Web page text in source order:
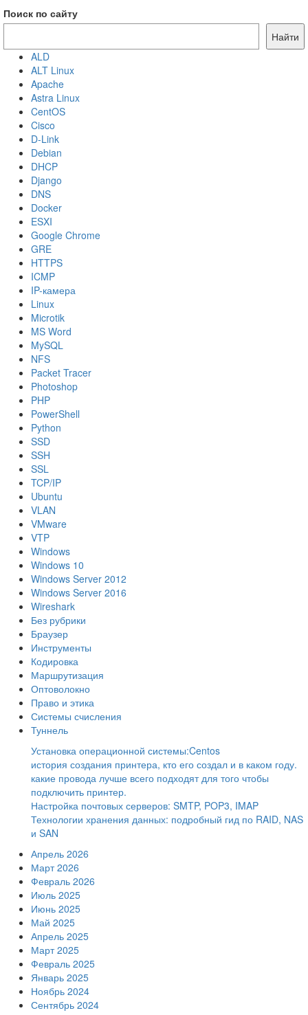
Поиск по сайту
Найти
ALD
ALT Linux
Apache
Astra Linux
CentOS
Cisco
D-Link
Debian
DHCP
Django
DNS
Docker
ESXI
Google Chrome
GRE
HTTPS
ICMP
IP-камера
Linux
Microtik
MS Word
MySQL
NFS
Packet Tracer
Photoshop
PHP
PowerShell
Python
SSD
SSH
SSL
TCP/IP
Ubuntu
VLAN
VMware
VTP
Windows
Windows 10
Windows Server 2012
Windows Server 2016
Wireshark
Без рубрики
Браузер
Инструменты
Кодировка
Маршрутизация
Оптоволокно
Право и этика
Системы счисления
Туннель
Установка операционной системы:Centos
история создания принтера, кто его создал и в каком году.
какие провода лучше всего подходят для того чтобы
подключить принтер.
Настройка почтовых серверов: SMTP, POP3, IMAP
Технологии хранения данных: подробный гид по RAID, NAS
и SAN
Апрель 2026
Март 2026
Февраль 2026
Июль 2025
Июнь 2025
Май 2025
Апрель 2025
Март 2025
Февраль 2025
Январь 2025
Ноябрь 2024
Сентябрь 2024